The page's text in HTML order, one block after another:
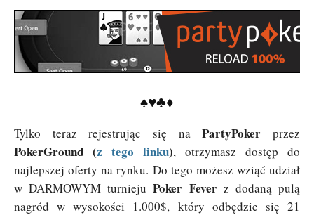
♠♥♣♦
Tylko teraz rejestrując się naPartyPoker przez
PokerGround (z tego linku), otrzymasz dostęp do
najlepszej oferty na rynku. Do tego możesz wziąć udział
w DARMOWYM turniejuPoker Feverz dodaną pulą
nagród w wysokości 1.000$, który odbędzie się 21